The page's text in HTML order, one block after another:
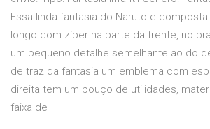
Essa linda fantasia do Naruto e
longo com zíper na parte da frente, no
um pequeno detalhe semelhante ao do
de traz da fantasia um emblema com
direita tem um bouço de utilidades,
faixa de